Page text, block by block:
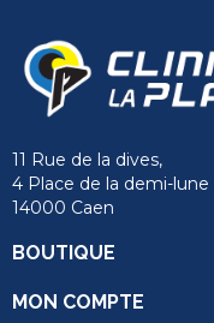
11 Rue de la dives,
4 Place de la demi-lune
14000 Caen
BOUTIQUE
MON COMPTE